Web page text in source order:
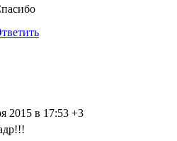
2015 в 17:53 +3